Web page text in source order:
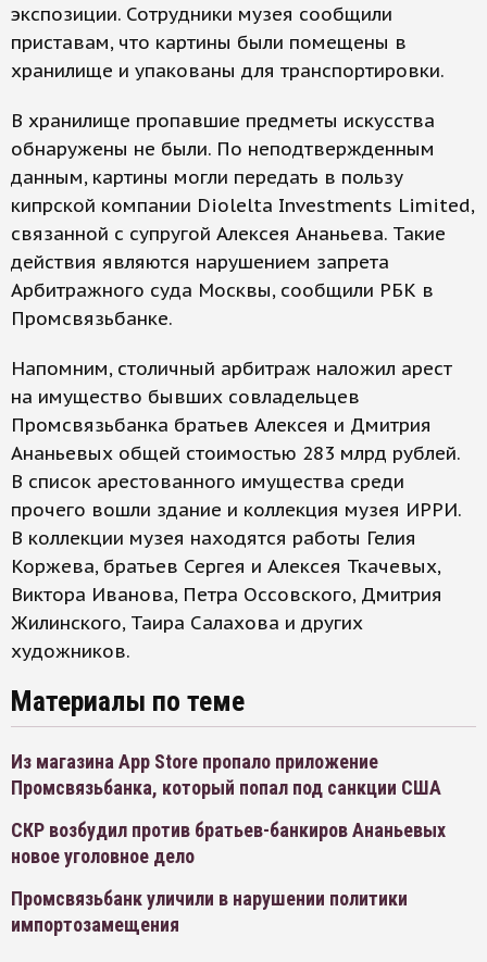
экспозиции. Сотрудники музея сообщили
приставам, что картины были помещены в
хранилище и упакованы для транспортировки.
В хранилище пропавшие предметы искусства
обнаружены не были. По неподтвержденным
данным, картины могли передать в пользу
кипрской компании Diolelta Investments Limited,
связанной с супругой Алексея Ананьева. Такие
действия являются нарушением запрета
Арбитражного суда Москвы, сообщили РБК в
Промсвязьбанке.
Напомним, столичный арбитраж наложил арест
на имущество бывших совладельцев
Промсвязьбанка братьев Алексея и Дмитрия
Ананьевых общей стоимостью 283 млрд рублей.
В список арестованного имущества среди
прочего вошли здание и коллекция музея ИРРИ.
В коллекции музея находятся работы Гелия
Коржева, братьев Сергея и Алексея Ткачевых,
Виктора Иванова, Петра Оссовского, Дмитрия
Жилинского, Таира Салахова и других
художников.
Материалы по теме
Из магазина App Store пропало приложение
Промсвязьбанка, который попал под санкции США
СКР возбудил против братьев-банкиров Ананьевых
новое уголовное дело
Промсвязьбанк уличили в нарушении политики
импортозамещения